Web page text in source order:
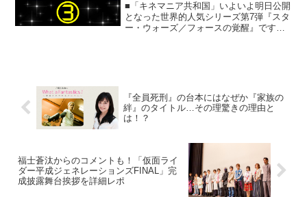
■「キネマニア共和国」いよいよ明日公開
となった世界的人気シリーズ第7弾『スタ
ー・ウォーズ／フォースの覚醒』です
『全員死刑』の台本にはなぜか『家族の
絆』のタイトル…その理驚きの理由と
は！？
福士蒼汰からのコメントも！「仮面ライ
ダー平成ジェネレーションズFINAL」完
成披露舞台挨拶を詳細レポ